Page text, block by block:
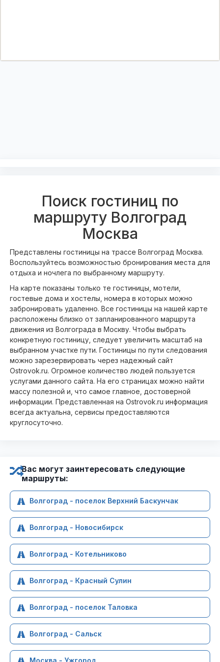
Поиск гостиниц по
маршруту Волгоград
Москва
Представлены гостиницы на трассе Волгоград Москва.
Воспользуйтесь возможностью бронирования места для
отдыха и ночлега по выбранному маршруту.
На карте показаны только те гостиницы, мотели,
гостевые дома и хостелы, номера в которых можно
забронировать удаленно. Все гостиницы на нашей карте
расположены близко от запланированного маршрута
движения из Волгограда в Москву. Чтобы выбрать
конкретную гостиницу, следует увеличить масштаб на
выбранном участке пути. Гостиницы по пути следования
можно зарезервировать через надежный сайт
Ostrovok.ru. Огромное количество людей пользуется
услугами данного сайта. На его страницах можно найти
массу полезной и, что самое главное, достоверной
информации. Представленная на Ostrovok.ru информация
всегда актуальна, сервисы предоставляются
круглосуточно.
Вас могут заинтересовать следующие
маршруты:
Волгоград - поселок Верхний Баскунчак
Волгоград - Новосибирск
Волгоград - Котельниково
Волгоград - Красный Сулин
Волгоград - поселок Таловка
Волгоград - Сальск
Москва - Ужгород